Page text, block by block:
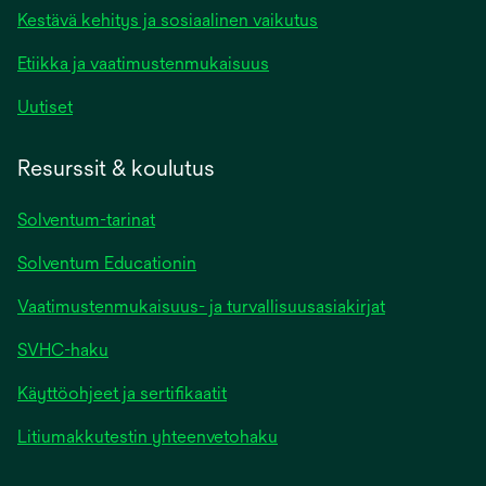
Kestävä kehitys ja sosiaalinen vaikutus
Etiikka ja vaatimustenmukaisuus
Uutiset
Resurssit & koulutus
Solventum-tarinat
Solventum Educationin
Vaatimustenmukaisuus- ja turvallisuusasiakirjat
SVHC-haku
Käyttöohjeet ja sertifikaatit
Litiumakkutestin yhteenvetohaku